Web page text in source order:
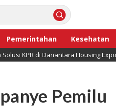
Pemerintahan Kesehatan
KPR di Danantara Housing
Pemilu